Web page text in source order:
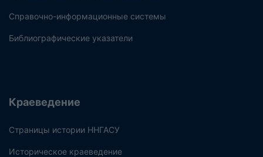
Справочно-информационные системы
Библиографические указатели
Краеведение
Страницы истории ННГАСУ
Историческое краеведение